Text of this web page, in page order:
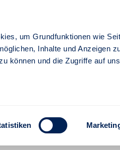
um Grundfunktionen wie
Inhalte und Anzeigen
können und die Zugriffe auf
Lfd. Jahr 1 Jahr